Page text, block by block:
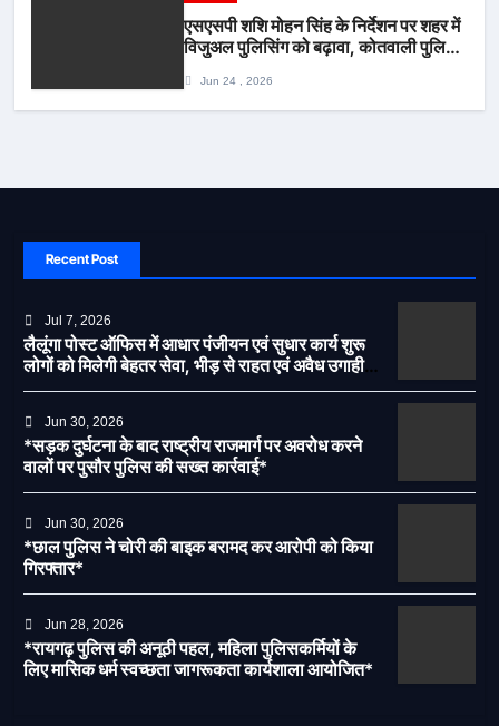
एसएसपी शशि मोहन सिंह के निर्देशन पर शहर में
विजुअल पुलिसिंग को बढ़ावा, कोतवाली पुलिस
Jun 24 , 2026
Recent Post
Jul 7, 2026
लैलूंगा पोस्ट ऑफिस में आधार पंजीयन एवं सुधार कार्य शुरू
लोगों को मिलेगी बेहतर सेवा, भीड़ से राहत एवं अवैध उगाही
पर लगेगी रोक
Jun 30, 2026
*सड़क दुर्घटना के बाद राष्ट्रीय राजमार्ग पर अवरोध करने
वालों पर पुसौर पुलिस की सख्त कार्रवाई*
Jun 30, 2026
*छाल पुलिस ने चोरी की बाइक बरामद कर आरोपी को किया
गिरफ्तार*
Jun 28, 2026
*रायगढ़ पुलिस की अनूठी पहल, महिला पुलिसकर्मियों के
लिए मासिक धर्म स्वच्छता जागरूकता कार्यशाला आयोजित*